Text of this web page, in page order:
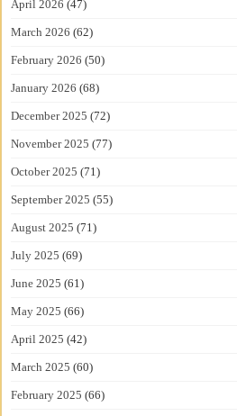
April 2026 (47)
March 2026 (62)
February 2026 (50)
January 2026 (68)
December 2025 (72)
November 2025 (77)
October 2025 (71)
September 2025 (55)
August 2025 (71)
July 2025 (69)
June 2025 (61)
May 2025 (66)
April 2025 (42)
March 2025 (60)
February 2025 (66)